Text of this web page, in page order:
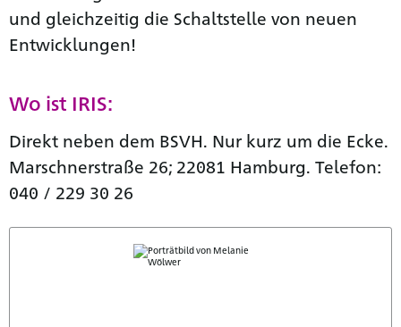
und gleichzeitig die Schaltstelle von neuen
Entwicklungen!
Wo ist IRIS:
Direkt neben dem BSVH. Nur kurz um die Ecke.
Marschnerstraße 26; 22081 Hamburg. Telefon:
040 / 229 30 26